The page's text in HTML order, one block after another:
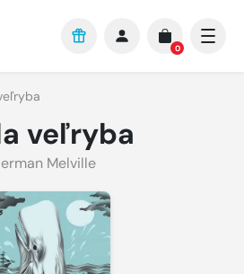
0
veľryba
Melville